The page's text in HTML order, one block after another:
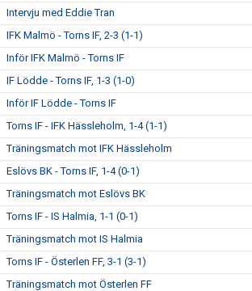
Intervju med Eddie Tran
IFK Malmö - Torns IF, 2-3 (1-1)
Inför IFK Malmö - Torns IF
IF Lödde - Torns IF, 1-3 (1-0)
Inför IF Lödde - Torns IF
Torns IF - IFK Hässleholm, 1-4 (1-1)
Träningsmatch mot IFK Hässleholm
Eslövs BK - Torns IF, 1-4 (0-1)
Träningsmatch mot Eslövs BK
Torns IF - IS Halmia, 1-1 (0-1)
Träningsmatch mot IS Halmia
Torns IF - Österlen FF, 3-1 (3-1)
Träningsmatch mot Österlen FF